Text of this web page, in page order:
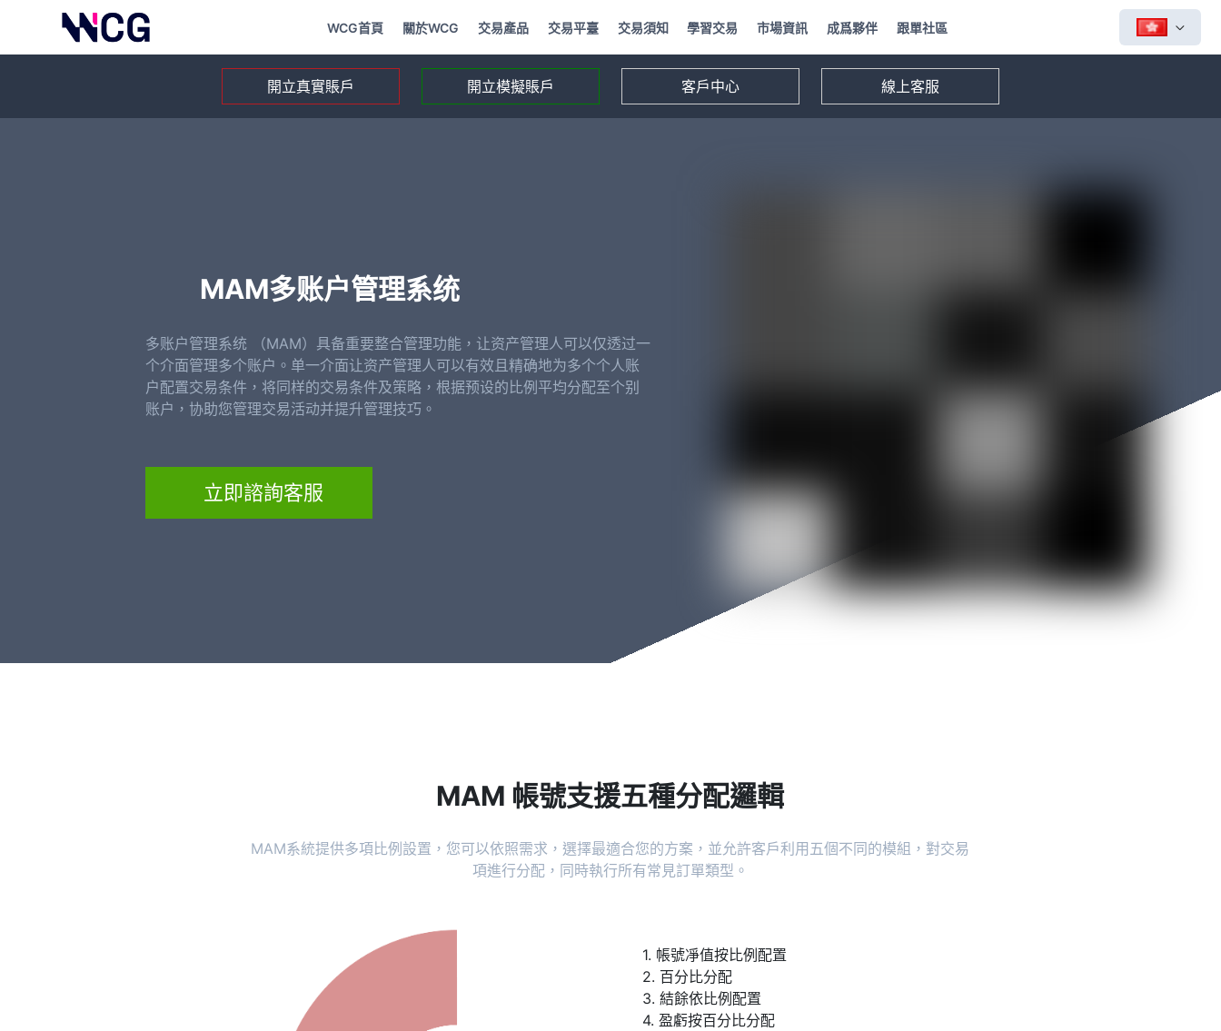
WCG首頁 關於WCG 交易產品 交易平臺 交易須知 學習交易 市場資訊 成爲夥伴 跟單社區
開立真實賬戶 開立模擬賬戶 客戶中心 線上客服
MAM多账户管理系统
多账户管理系统 （MAM）具备重要整合管理功能，让资产管理人可以仅透过一
个介面管理多个账户。单一介面让资产管理人可以有效且精确地为多个个人账
户配置交易条件，将同样的交易条件及策略，根据预设的比例平均分配至个别
账户，协助您管理交易活动并提升管理技巧。
立即諮詢客服
MAM 帳號支援五種分配邏輯
MAM系統提供多項比例設置，您可以依照需求，選擇最適合您的方案，並允許客戶利用五個不同的模組，對交易
項進行分配，同時執行所有常見訂單類型。
1. 帳號凈值按比例配置
2. 百分比分配
3. 結餘依比例配置
4. 盈虧按百分比分配